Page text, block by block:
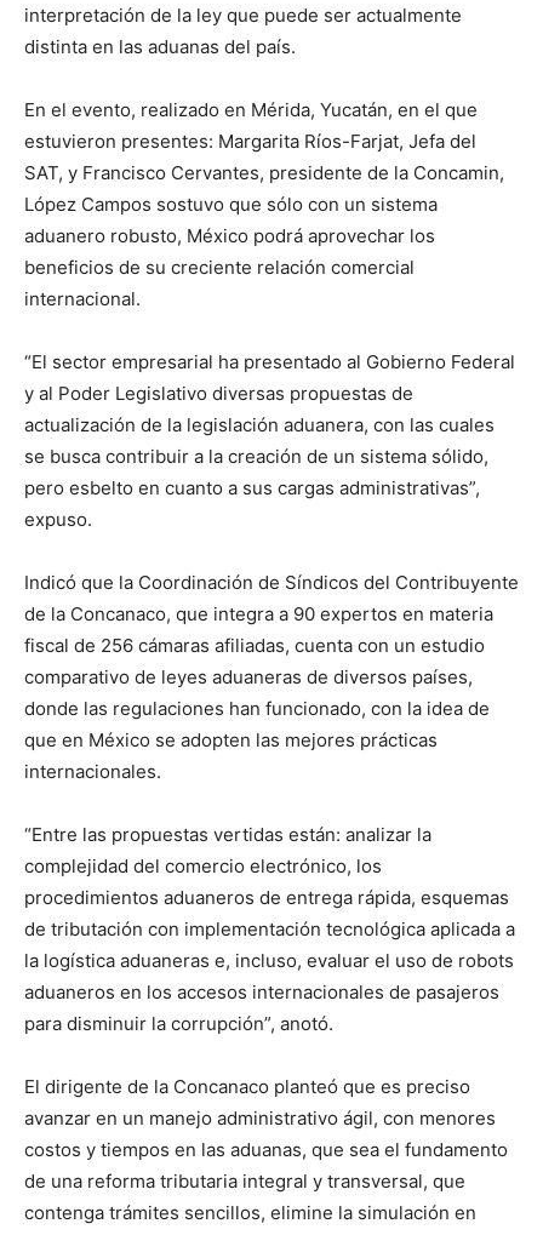
interpretación de la ley que puede ser actualmente
distinta en las aduanas del país.
En el evento, realizado en Mérida, Yucatán, en el que
estuvieron presentes: Margarita Ríos-Farjat, Jefa del
SAT, y Francisco Cervantes, presidente de la Concamin,
López Campos sostuvo que sólo con un sistema
aduanero robusto, México podrá aprovechar los
beneficios de su creciente relación comercial
internacional.
“El sector empresarial ha presentado al Gobierno Federal
y al Poder Legislativo diversas propuestas de
actualización de la legislación aduanera, con las cuales
se busca contribuir a la creación de un sistema sólido,
pero esbelto en cuanto a sus cargas administrativas”,
expuso.
Indicó que la Coordinación de Síndicos del Contribuyente
de la Concanaco, que integra a 90 expertos en materia
fiscal de 256 cámaras afiliadas, cuenta con un estudio
comparativo de leyes aduaneras de diversos países,
donde las regulaciones han funcionado, con la idea de
que en México se adopten las mejores prácticas
internacionales.
“Entre las propuestas vertidas están: analizar la
complejidad del comercio electrónico, los
procedimientos aduaneros de entrega rápida, esquemas
de tributación con implementación tecnológica aplicada a
la logística aduaneras e, incluso, evaluar el uso de robots
aduaneros en los accesos internacionales de pasajeros
para disminuir la corrupción”, anotó.
El dirigente de la Concanaco planteó que es preciso
avanzar en un manejo administrativo ágil, con menores
costos y tiempos en las aduanas, que sea el fundamento
de una reforma tributaria integral y transversal, que
contenga trámites sencillos, elimine la simulación en